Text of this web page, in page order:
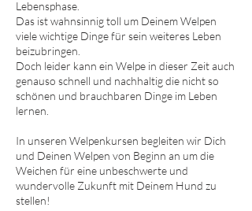
Lebensphase.
Das ist wahnsinnig toll um Deinem Welpen
viele wichtige Dinge für sein weiteres Leben
beizubringen.
Doch leider kann ein Welpe in dieser Zeit auch
genauso schnell und nachhaltig die nicht so
schönen und brauchbaren Dinge im Leben
lernen.
In unseren Welpenkursen begleiten wir Dich
und Deinen Welpen von Beginn an um die
Weichen für eine unbeschwerte und
wundervolle Zukunft mit Deinem Hund zu
stellen!